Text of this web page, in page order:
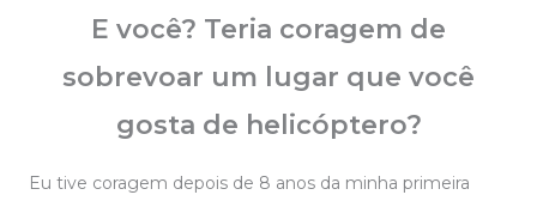
E você? Teria coragem de
sobrevoar um lugar que você
gosta de helicóptero?
Eu tive coragem depois de 8 anos da minha primeira